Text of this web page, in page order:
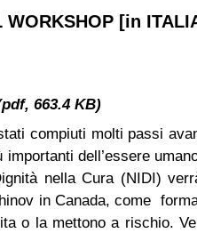
WORKSHOP [in
compiuti molti passi
importanti dell’essere
nella Cura (NIDI)
in Canada, come
o la mettono a rischio.